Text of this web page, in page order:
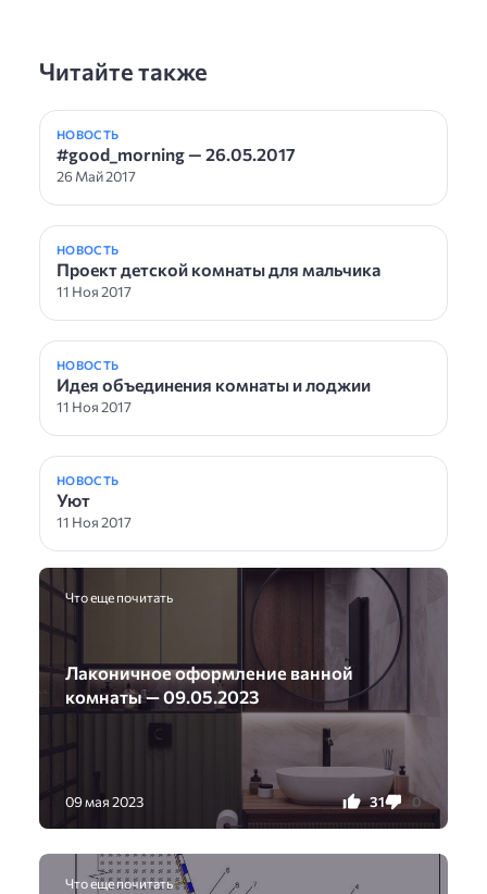
Читайте также
НОВОСТЬ
#good_morning — 26.05.2017
26 Май 2017
НОВОСТЬ
Проект детской комнаты для мальчика
11 Ноя 2017
НОВОСТЬ
Идея объединения комнаты и лоджии
11 Ноя 2017
НОВОСТЬ
Уют
11 Ноя 2017
Что еще почитать
Лаконичное оформление ванной
комнаты — 09.05.2023
09 мая 2023 31 0
Что еще почитать